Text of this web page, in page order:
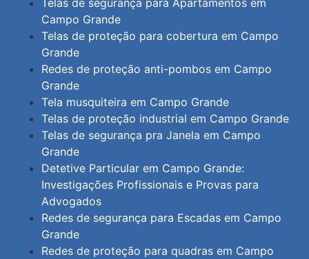
Campo Grande
Telas de proteção para cobertura em Campo
Grande
Redes de proteção anti-pombos em Campo
Grande
Tela musquiteira em Campo Grande
Telas de proteção industrial em Campo Grande
Telas de segurança pra Janela em Campo
Grande
Detetive Particular em Campo Grande:
Investigações Profissionais e Provas para
Advogados
Redes de segurança para Escadas em Campo
Grande
Redes de proteção para quadras em Campo